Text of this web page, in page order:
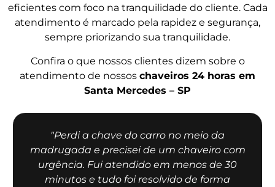
eficientes com foco na tranquilidade do cliente. Cada
atendimento é marcado pela rapidez e segurança,
sempre priorizando sua tranquilidade.
Confira o que nossos clientes dizem sobre o
atendimento de nossos chaveiros 24 horas em
Santa Mercedes – SP
"Perdi a chave do carro no meio da
madrugada e precisei de um chaveiro com
urgência. Fui atendido em menos de 30
minutos e tudo foi resolvido de forma